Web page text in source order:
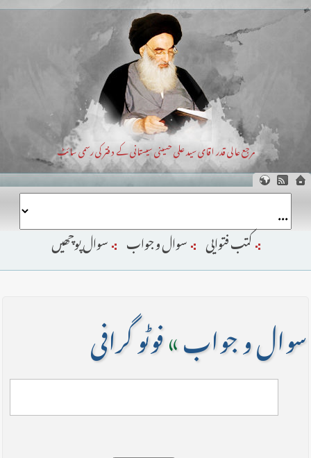
مرجع عالی قدر اقای سید علی حسینی سیستانی کے دفتر کی رسمی سائٹ
کتب فتوایی سوال و جواب سوال پوچھیں
سوال و جواب»فوٹو گرافی